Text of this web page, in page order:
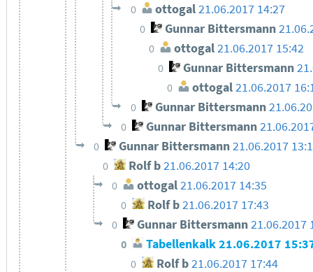
0 ottogal21.06.2017 14:27
0 Gunnar Bittersmann
0 ottogal21.06.2017 15:42
0 Gunnar Bittersmann
0 ottogal21.06.2017
0 Gunnar Bittersmann
0 Gunnar Bittersmann
0 Gunnar Bittersmann 21.06.2017
0 Rolf b 21.06.2017 14:20
0 ottogal21.06.2017 14:35
0 Rolf b21.06.2017 17:43
0 Gunnar Bittersmann21.06.2017
0 Tabellenkalk21.06.2017
0 Rolf b21.06.2017 17:44